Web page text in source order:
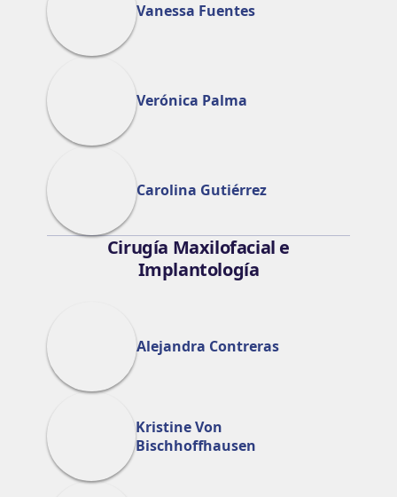
Vanessa Fuentes
Verónica Palma
Carolina Gutiérrez
Cirugía Maxilofacial e
Implantología
Alejandra Contreras
Kristine Von
Bischhoffhausen